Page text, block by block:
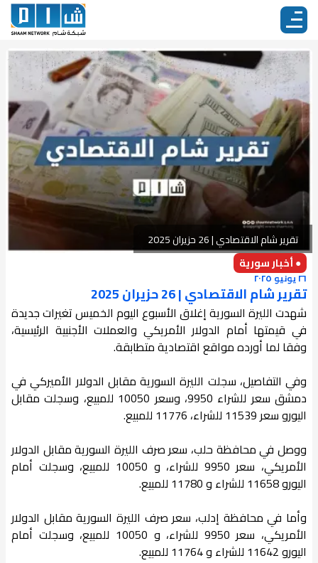
تقرير شام الاقتصادي | 26 حزيران 2025
● أخبار سورية
٢٦ يونيو ٢٠٢٥
تقرير شام الاقتصادي | 26 حزيران 2025
شهدت الليرة السورية إغلاق الأسبوع اليوم الخميس تغيرات جديدة
في قيمتها أمام الدولار الأمريكي والعملات الأجنبية الرئيسية،
وفقا لما أورده مواقع اقتصادية متطابقة.
وفي التفاصيل، سجلت الليرة السورية مقابل الدولار الأميركي في
دمشق سعر للشراء 9950، وسعر 10050 للمبيع، وسجلت مقابل
اليورو سعر 11539 للشراء، 11776 للمبيع.
ووصل في محافظة حلب، سعر صرف الليرة السورية مقابل الدولار
الأمريكي، سعر 9950 للشراء، و 10050 للمبيع، وسجلت أمام
اليورو 11658 للشراء و 11780 للمبيع.
وأما في محافظة إدلب، سعر صرف الليرة السورية مقابل الدولار
الأمريكي، سعر 9950 للشراء، و 10050 للمبيع، وسجلت أمام
اليورو 11642 للشراء و 11764 للمبيع.